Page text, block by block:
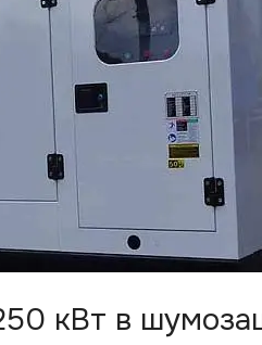
кВт в